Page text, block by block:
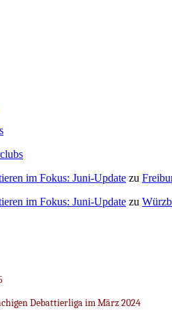
im Fokus: Juni-Update zu
im Fokus: Juni-Update zu
Debattierliga im März 2024